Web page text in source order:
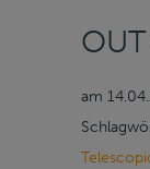
am